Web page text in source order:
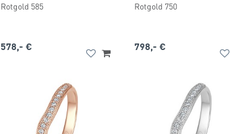
Rotgold 585
578,- €
Rotgold 750
798,- €